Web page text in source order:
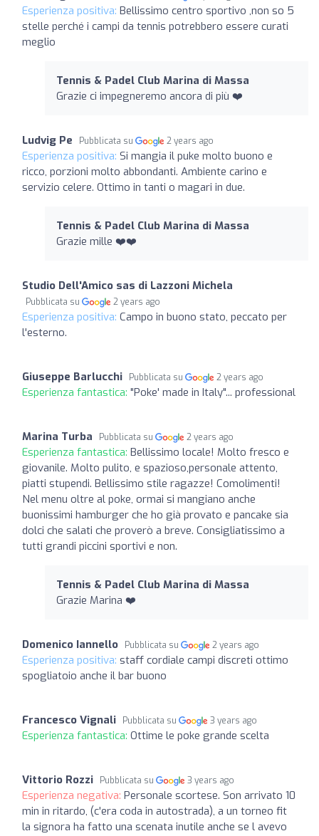
Esperienza positiva: Bellissimo centro sportivo ,non so 5
stelle perché i campi da tennis potrebbero essere curati
meglio
Tennis & Padel Club Marina di Massa
Grazie ci impegneremo ancora di più ❤️
Ludvig Pe Pubblicata su 2 years ago
Esperienza positiva: Si mangia il puke molto buono e
ricco, porzioni molto abbondanti. Ambiente carino e
servizio celere. Ottimo in tanti o magari in due.
Tennis & Padel Club Marina di Massa
Grazie mille ❤️❤️
Studio Dell'Amico sas di Lazzoni Michela
Pubblicata su 2 years ago
Esperienza positiva: Campo in buono stato, peccato per
l'esterno.
Giuseppe Barlucchi Pubblicata su 2 years ago
Esperienza fantastica: "Poke' made in Italy"... professional
Marina Turba Pubblicata su 2 years ago
Esperienza fantastica: Bellissimo locale! Molto fresco e
giovanile. Molto pulito, e spazioso,personale attento,
piatti stupendi. Bellissimo stile ragazze! Comolimenti!
Nel menu oltre al poke, ormai si mangiano anche
buonissimi hamburger che ho già provato e pancake sia
dolci che salati che proverò a breve. Consigliatissimo a
tutti grandi piccini sportivi e non.
Tennis & Padel Club Marina di Massa
Grazie Marina ❤️
Domenico Iannello Pubblicata su 2 years ago
Esperienza positiva: staff cordiale campi discreti ottimo
spogliatoio anche il bar buono
Francesco Vignali Pubblicata su 3 years ago
Esperienza fantastica: Ottime le poke grande scelta
Vittorio Rozzi Pubblicata su 3 years ago
Esperienza negativa: Personale scortese. Son arrivato 10
min in ritardo, (c'era coda in autostrada), a un torneo fit
la signora ha fatto una scenata inutile anche se l avevo